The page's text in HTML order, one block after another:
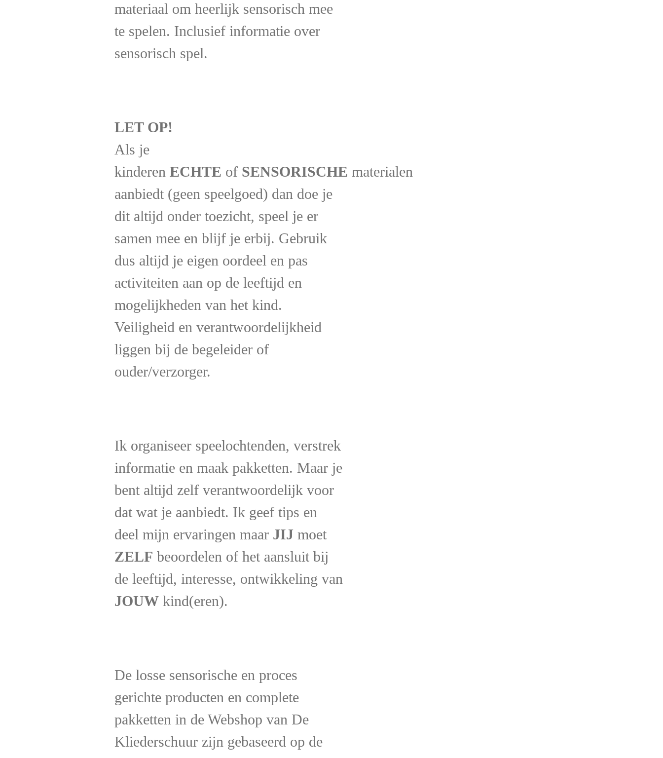
materiaal om heerlijk sensorisch mee
te spelen. Inclusief informatie over
sensorisch spel.
LET OP!
Als je
kinderen ECHTE of SENSORISCHE materialen
aanbiedt (geen speelgoed) dan doe je
dit altijd onder toezicht, speel je er
samen mee en blijf je erbij. Gebruik
dus altijd je eigen oordeel en pas
activiteiten aan op de leeftijd en
mogelijkheden van het kind.
Veiligheid en verantwoordelijkheid
liggen bij de begeleider of
ouder/verzorger.
Ik organiseer speelochtenden, verstrek
informatie en maak pakketten. Maar je
bent altijd zelf verantwoordelijk voor
dat wat je aanbiedt. Ik geef tips en
deel mijn ervaringen maar JIJ moet
ZELF beoordelen of het aansluit bij
de leeftijd, interesse, ontwikkeling van
JOUW kind(eren).
De losse sensorische en proces
gerichte producten en complete
pakketten in de Webshop van De
Kliederschuur zijn gebaseerd op de